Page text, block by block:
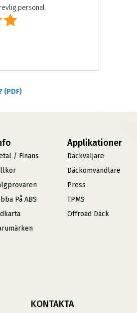
personal.
(PDF)
/ Finans
På ABS
Applikationer
Däckväljare
Däckomvandlare
Press
TPMS
Offroad Däck
KONTAKTA